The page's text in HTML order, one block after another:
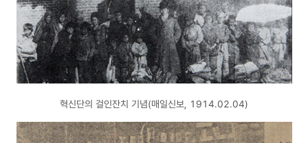
혁신단의 걸인잔치 기념(매일신보, 1914.02.04)